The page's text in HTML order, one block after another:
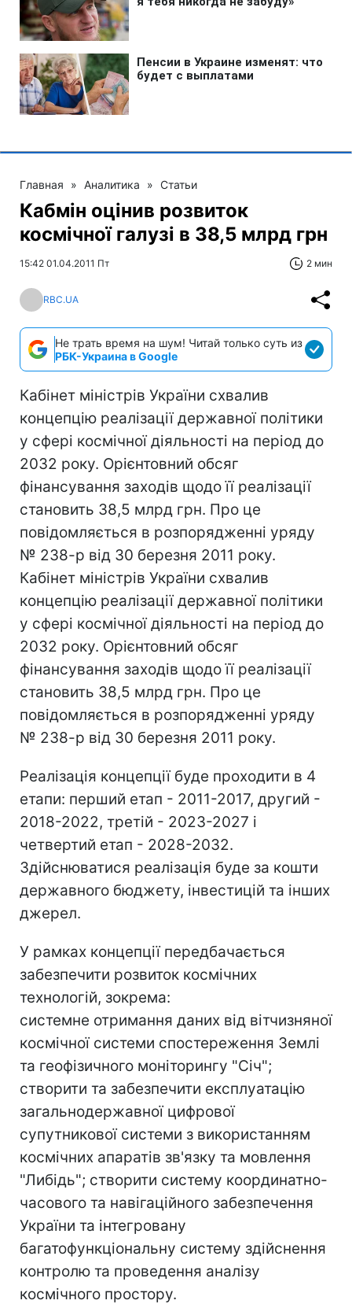
Главная » Аналитика » Статьи
Кабмін оцінив розвиток
космічної галузі в 38,5 млрд грн
15:42 01.04.2011 Пт 2 мин
RBC.UA
Не трать время на шум! Читай только суть из
РБК-Украина в Google
Кабінет міністрів України схвалив
концепцію реалізації державної політики
у сфері космічної діяльності на період до
2032 року. Орієнтовний обсяг
фінансування заходів щодо її реалізації
становить 38,5 млрд грн. Про це
повідомляється в розпорядженні уряду
№ 238-р від 30 березня 2011 року.
Кабінет міністрів України схвалив
концепцію реалізації державної політики
у сфері космічної діяльності на період до
2032 року. Орієнтовний обсяг
фінансування заходів щодо її реалізації
становить 38,5 млрд грн. Про це
повідомляється в розпорядженні уряду
№ 238-р від 30 березня 2011 року.
Реалізація концепції буде проходити в 4
етапи: перший етап - 2011-2017, другий -
2018-2022, третій - 2023-2027 і
четвертий етап - 2028-2032.
Здійснюватися реалізація буде за кошти
державного бюджету, інвестицій та інших
джерел.
У рамках концепції передбачається
забезпечити розвиток космічних
технологій, зокрема:
системне отримання даних від вітчизняної
космічної системи спостереження Землі
та геофізичного моніторингу "Січ";
створити та забезпечити експлуатацію
загальнодержавної цифрової
супутникової системи з використанням
космічних апаратів зв'язку та мовлення
"Либідь"; створити систему координатно-
часового та навігаційного забезпечення
України та інтегровану
багатофункціональну систему здійснення
контролю та проведення аналізу
космічного простору.